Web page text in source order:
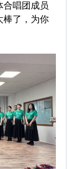
合唱团成员
棒了，为你